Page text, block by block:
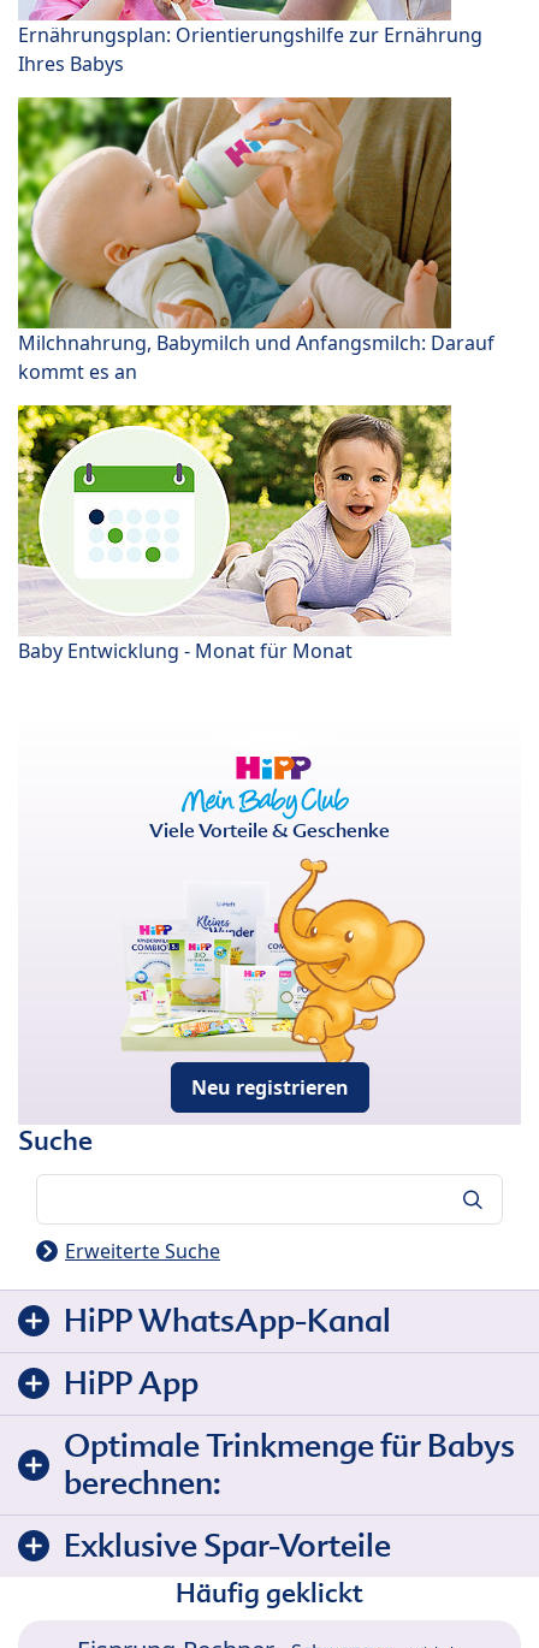
Ernährungsplan: Orientierungshilfe zur Ernährung
Ihres Babys
Milchnahrung, Babymilch und Anfangsmilch: Darauf
kommt es an
Baby Entwicklung - Monat für Monat
Viele Vorteile & Geschenke
Neu registrieren
Suche
Erweiterte Suche
HiPP WhatsApp-Kanal
HiPP App
Optimale Trinkmenge für Babys
berechnen:
Exklusive Spar-Vorteile
Häufig geklickt